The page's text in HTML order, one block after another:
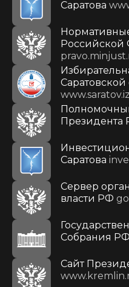
Саратова
Саратовской
Саратова
Сервер
власти РФ
Собрания РФ
Cайт